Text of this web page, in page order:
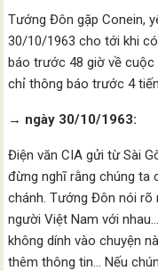
Tướng Đôn gặp Conein,
30/10/1963 cho tới khi
báo trước 48 giờ về
chỉ thông báo trước 4
→ ngày 30/10/1963:
Điện văn CIA gửi từ Sài
đừng nghĩ rằng chúng ta
chánh. Tướng Đôn nói rõ
người Việt Nam với
không dính vào chuyện
thêm thông tin… Nếu